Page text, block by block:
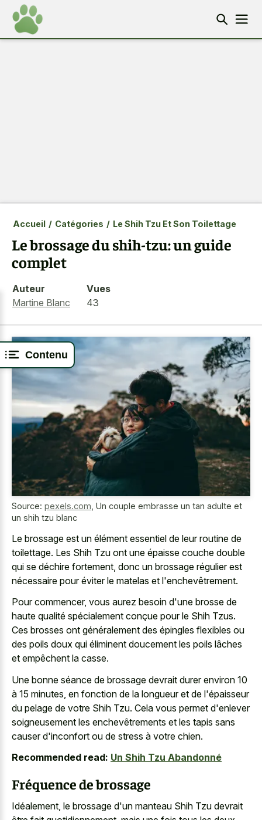
Contenu
Accueil / Catégories / Le Shih Tzu Et Son Toilettage
Le brossage du shih-tzu: un guide
complet
Auteur
Martine Blanc
Vues
43
Source: pexels.com Un couple embrasse un tan adulte et
un shih tzu blanc
Le brossage est un élément essentiel de leur routine de
toilettage. Les Shih Tzu ont une épaisse couche double
qui se déchire fortement, donc un brossage régulier est
nécessaire pour éviter le matelas et l'enchevêtrement.
Pour commencer, vous aurez besoin d'une brosse de
haute qualité spécialement conçue pour le Shih Tzus.
Ces brosses ont généralement des épingles flexibles ou
des poils doux qui éliminent doucement les poils lâches
et empêchent la casse.
Une bonne séance de brossage devrait durer environ 10
à 15 minutes, en fonction de la longueur et de l'épaisseur
du pelage de votre Shih Tzu. Cela vous permet d'enlever
soigneusement les enchevêtrements et les tapis sans
causer d'inconfort ou de stress à votre chien.
Recommended read: Un Shih Tzu Abandonné
Fréquence de brossage
Idéalement, le brossage d'un manteau Shih Tzu devrait